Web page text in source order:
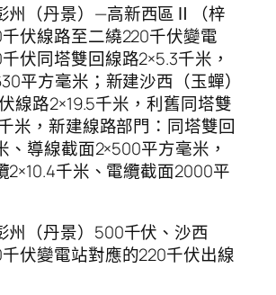
州（丹景）—高新西區Ⅱ（梓
伏線路至二繞220千伏變電
伏同塔雙回線路2×5.3千米，
平方毫米；新建沙西（玉蟬）
線路2×19.5千米，利舊同塔雙
米，新建線路部門：同塔雙回
、導線截面2×500平方毫米，
2×10.4千米、電纜截面2000平
州（丹景）500千伏、沙西
千伏變電站對應的220千伏出線